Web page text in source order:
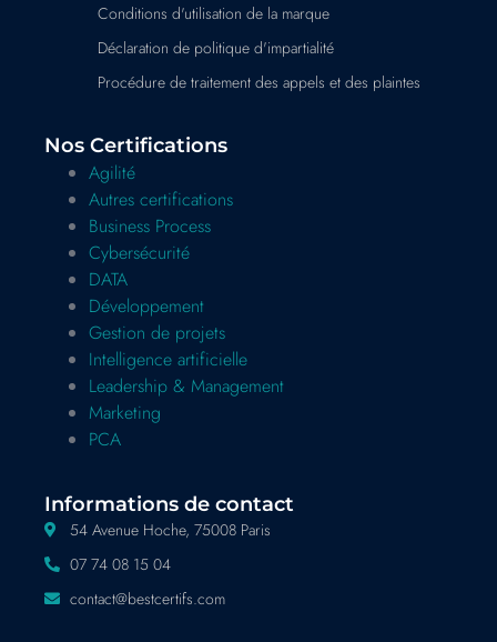
Conditions d'utilisation de la marque
Déclaration de politique d'impartialité
Procédure de traitement des appels et des plaintes
Nos Certifications
Agilité
Autres certifications
Business Process
Cybersécurité
DATA
Développement
Gestion de projets
Intelligence artificielle
Leadership & Management
Marketing
PCA
Informations de contact
54 Avenue Hoche, 75008 Paris
07 74 08 15 04
contact@bestcertifs.com